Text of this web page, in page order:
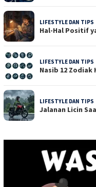
LIFESTYLE DAN TIPS
Hal-Hal Positif
LIFESTYLE DAN TIPS
Nasib 12
LIFESTYLE DAN TIPS
Jalanan Licin